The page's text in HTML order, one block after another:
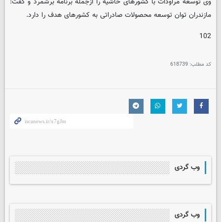
مازندران توان توسعه محصولات صادراتی به کشورهای هدف را دارد.
102
کد مطلب: 618739
وب گردی
وب گردی